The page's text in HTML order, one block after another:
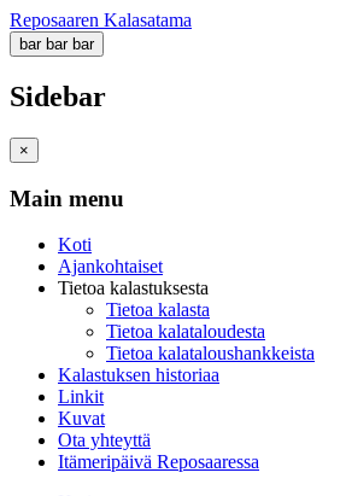
Reposaaren Kalasatama
bar bar bar
Sidebar
×
Main menu
Koti
Ajankohtaiset
Tietoa kalastuksesta
Tietoa kalasta
Tietoa kalataloudesta
Tietoa kalataloushankkeista
Kalastuksen historiaa
Linkit
Kuvat
Ota yhteyttä
Itämeripäivä Reposaaressa